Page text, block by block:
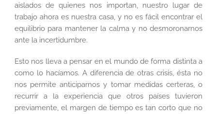
aislados de quienes nos importan, nuestro lugar de
trabajo ahora es nuestra casa, y no es fácil encontrar el
equilibrio para mantener la calma y no desmoronarnos
ante la incertidumbre.
Esto nos lleva a pensar en el mundo de forma distinta a
como lo hacíamos. A diferencia de otras crisis, ésta no
nos permite anticiparnos y tomar medidas certeras, o
recurrir a la experiencia que otros países tuvieron
previamente, el margen de tiempo es tan corto que no